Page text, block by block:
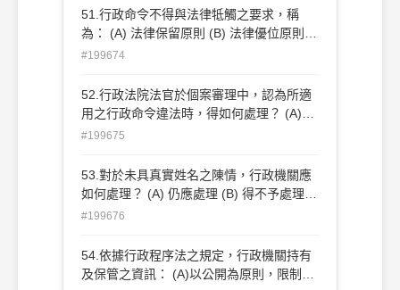
則發布之日起
51.行政命令不得與法律牴觸之要求，稱
為： (A) 法律保留原則 (B) 法律優位原則
#199674
52.行政法院法官於個案審理中，認為所適
用之行政命令違法時，得如何處理？ (A)於
該個案中拒絕適用該命令 (B)宣告命令定期
#199675
53.對於未具真實姓名之陳情，行政機關應
如何處理？ (A) 仍應處理 (B) 得不予處理
#199676
54.依據行政程序法之規定，行政機關持有
及保管之資訊： (A)以公開為原則，限制為